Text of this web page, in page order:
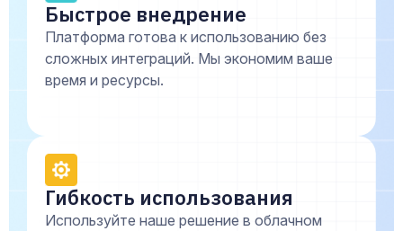
Быстрое внедрение
Платформа готова к использованию без
сложных интеграций. Мы экономим ваше
время и ресурсы.
Гибкость использования
Используйте наше решение в облачном